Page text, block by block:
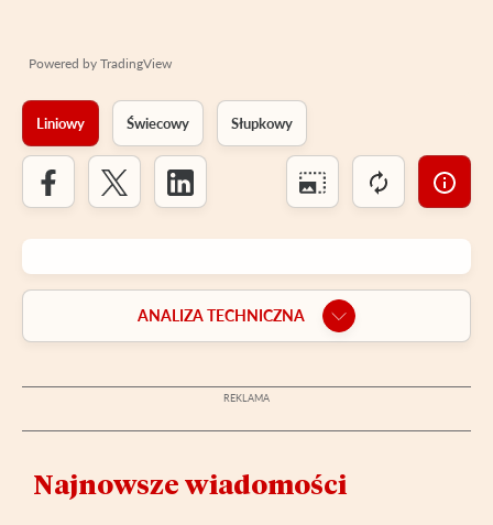
Powered by TradingView
Liniowy Świecowy Słupkowy
ANALIZA TECHNICZNA
Najnowsze wiadomości